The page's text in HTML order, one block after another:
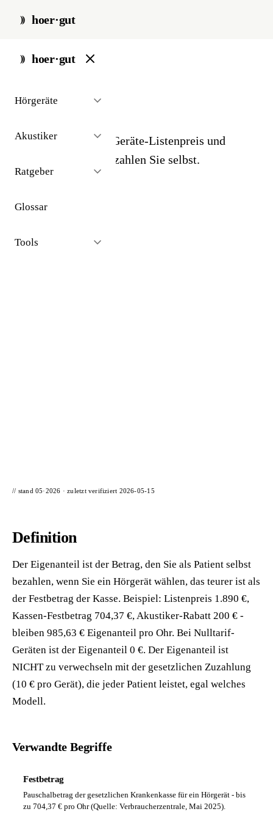
hoer·gut
hoer·gut
Hörgeräte
Akustiker
Ratgeber
Glossar
Tools
start / glossar / eigenanteil
Eigenanteil
Differenz zwischen Geräte-Listenpreis und
Kassen-Festbetrag - zahlen Sie selbst.
// stand 05·2026 · zuletzt verifiziert 2026-05-15
Definition
Der Eigenanteil ist der Betrag, den Sie als Patient selbst
bezahlen, wenn Sie ein Hörgerät wählen, das teurer ist als
der Festbetrag der Kasse. Beispiel: Listenpreis 1.890 €,
Kassen-Festbetrag 704,37 €, Akustiker-Rabatt 200 € -
bleiben 985,63 € Eigenanteil pro Ohr. Bei Nulltarif-
Geräten ist der Eigenanteil 0 €. Der Eigenanteil ist
NICHT zu verwechseln mit der gesetzlichen Zuzahlung
(10 € pro Gerät), die jeder Patient leistet, egal welches
Modell.
Verwandte Begriffe
Festbetrag
Pauschalbetrag der gesetzlichen Krankenkasse für ein Hörgerät - bis
zu 704,37 € pro Ohr (Quelle: Verbraucherzentrale, Mai 2025).